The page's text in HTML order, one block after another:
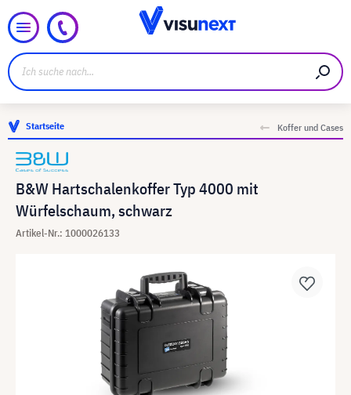
Startseite Koffer und Cases
B&W Hartschalenkoffer Typ 4000 mit
Würfelschaum, schwarz
Artikel-Nr.: 1000026133